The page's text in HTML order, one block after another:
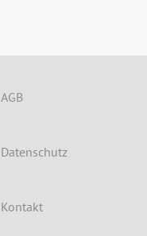
AGB
Datenschutz
Kontakt